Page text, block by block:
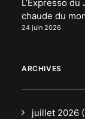
L’Expresso
chaude du
24 juin 2026
ARCHIVES
juillet 2026